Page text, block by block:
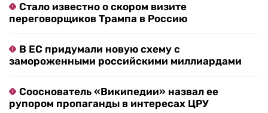
Стало известно о скором визите
переговорщиков Трампа в Россию
В ЕС придумали новую схему с
замороженными российскими миллиардами
Сооснователь «Википедии» назвал ее
рупором пропаганды в интересах ЦРУ